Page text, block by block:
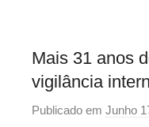
Mais 31 anos
vigilância
Publicado em Junho